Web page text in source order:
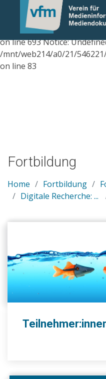
Notice: Trying to get
/mnt/web214/a0/21/
on line 693 Notice:
/mnt/web214/a0/21/
on line 83
Fortbildung
Home Fortbildung
Digitale Recherche: ...